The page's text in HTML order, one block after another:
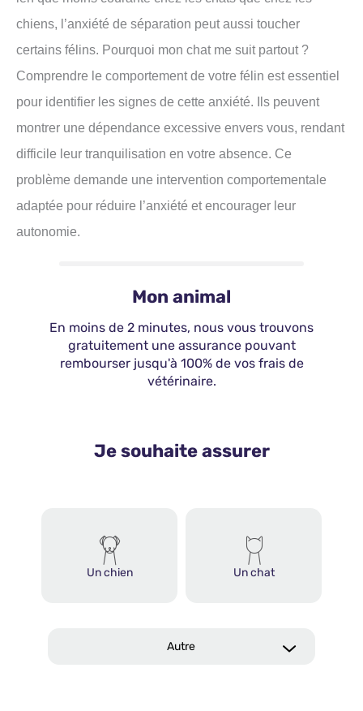
chiens, l’anxiété de séparation peut aussi toucher
certains félins. Pourquoi mon chat me suit partout ?
Comprendre le comportement de votre félin est essentiel
pour identifier les signes de cette anxiété. Ils peuvent
montrer une dépendance excessive envers vous, rendant
difficile leur tranquilisation en votre absence. Ce
problème demande une intervention comportementale
adaptée pour réduire l’anxiété et encourager leur
autonomie.